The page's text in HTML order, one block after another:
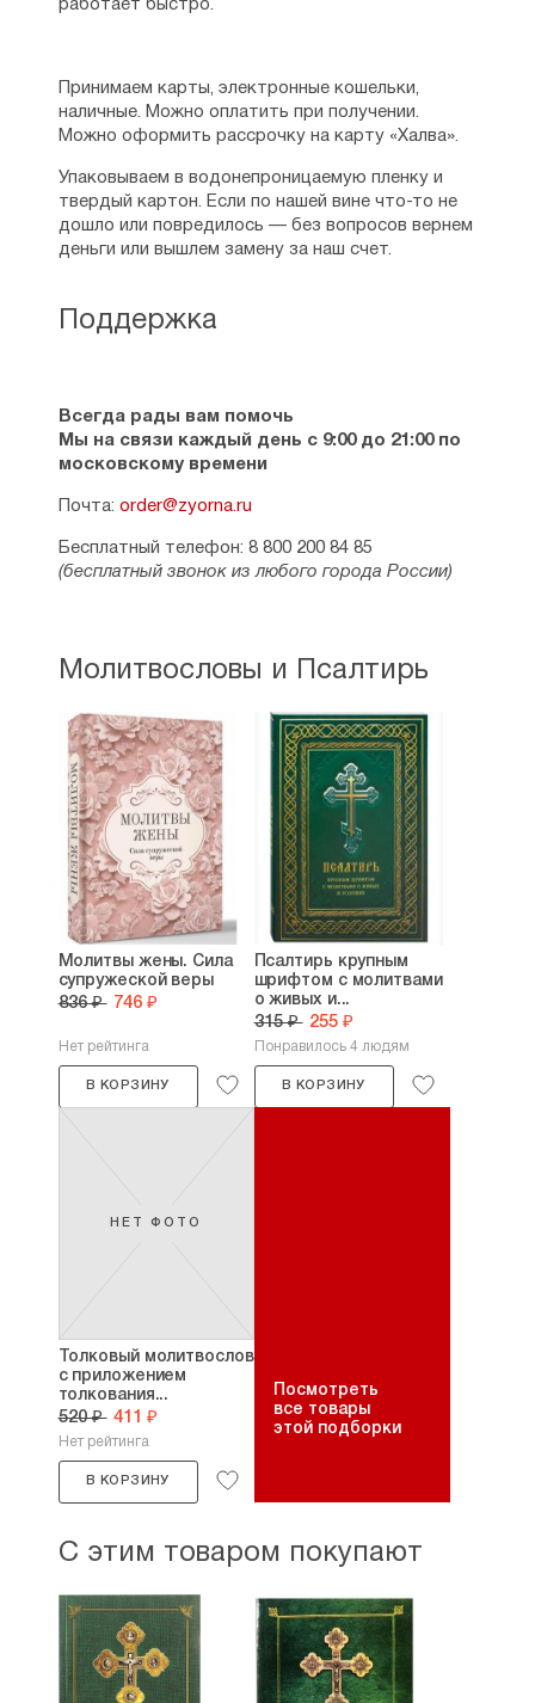
Поддержка
Всегда рады вам помочь
Мы на связи каждый день с 9:00 до 21:00 по
московскому времени
Почта: order@zyorna.ru
Бесплатный телефон: 8 800 200 84 85
(бесплатный звонок из любого города России)
работает быстро.
Принимаем карты, электронные кошельки,
наличные. Можно оплатить при получении.
Можно оформить рассрочку на карту «Халва».
Упаковываем в водонепроницаемую пленку и
твердый картон. Если по нашей вине что-то не
дошло или повредилось — без вопросов вернем
деньги или вышлем замену за наш счет.
Молитвословы и Псалтирь
Молитвы жены. Сила
супружеской веры
836 ₽ 746 ₽
Нет рейтинга
В КОРЗИНУ
Псалтирь крупным
шрифтом с молитвами
о живых и...
315 ₽ 255 ₽
Понравилось 4 людям
В КОРЗИНУ
НЕТ ФОТО
Толковый молитвослов
с приложением
толкования...
520 ₽ 411 ₽
Нет рейтинга
В КОРЗИНУ
Посмотреть
все товары
этой подборки
С этим товаром покупают